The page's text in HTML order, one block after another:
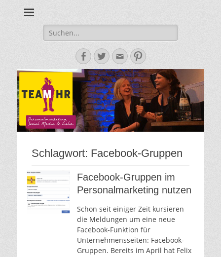
Blog
Suche
nach:
Facebook
Twitter
E-
Mail-
Adresse
Pinterest
Schlagwort: Facebook-Gruppen
Facebook-Gruppen im
Personalmarketing nutzen
Schon seit einiger Zeit kursieren
die Meldungen um eine neue
Facebook-Funktion für
Unternehmensseiten: Facebook-
Gruppen. Bereits im April hat Felix